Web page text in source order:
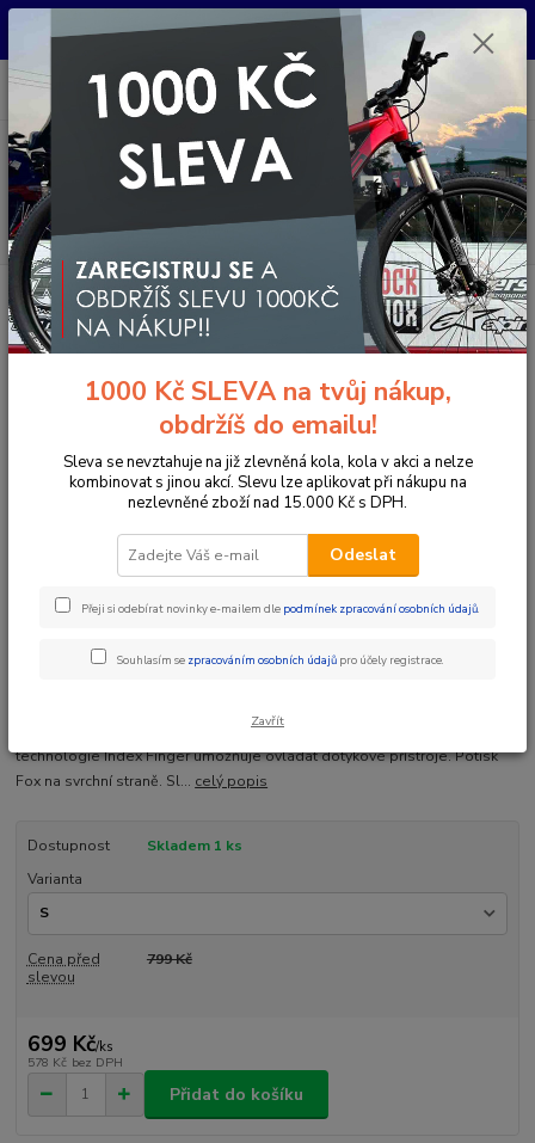
Pro nachystání kola / doplňků na prodejně si prosím zavolejte dopředu.
Menu
CZK
Hledat
+420 733 792 733
PO-PÁ 10:00-17:00 | SO: 9:00-12:00
Úvod Doplňky a helmy Rukavice Dlouhoprsté
FOX rukavice W
Ranger Glove Lunar
FOX rukavice W Ranger Glove
Lunar
z absorbčního mikro semišového vlákna. Silikonový potisk špiček prstů,
technologie Index Finger umožňuje ovládat dotykové přístroje. Potisk
Fox na svrchní straně. Sl... celý popis
Dostupnost
Skladem 1 ks
Varianta
Cena před
slevou
799 Kč
699 Kč/ks
578 Kč bez DPH
Přidat do košíku
1000 Kč SLEVA na tvůj nákup,
obdržíš do emailu!
Sleva se nevztahuje na již zlevněná kola, kola v akci a nelze
kombinovat s jinou akcí. Slevu lze aplikovat při nákupu na
nezlevněné zboží nad 15.000 Kč s DPH.
Odeslat
Přeji si odebírat novinky e-mailem dle podmínek zpracování osobních údajů.
Souhlasím se zpracováním osobních údajů pro účely registrace.
Zavřít